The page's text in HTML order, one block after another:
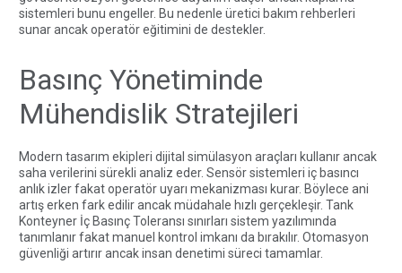
sistemleri bunu engeller. Bu nedenle üretici bakım rehberleri
sunar ancak operatör eğitimini de destekler.
Basınç Yönetiminde
Mühendislik Stratejileri
Modern tasarım ekipleri dijital simülasyon araçları kullanır ancak
saha verilerini sürekli analiz eder. Sensör sistemleri iç basıncı
anlık izler fakat operatör uyarı mekanizması kurar. Böylece ani
artış erken fark edilir ancak müdahale hızlı gerçekleşir. Tank
Konteyner İç Basınç Toleransı sınırları sistem yazılımında
tanımlanır fakat manuel kontrol imkanı da bırakılır. Otomasyon
güvenliği artırır ancak insan denetimi süreci tamamlar.